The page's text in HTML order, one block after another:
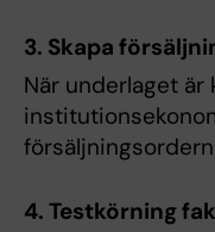
3. Skapa
När underlaget
4. Testkörning